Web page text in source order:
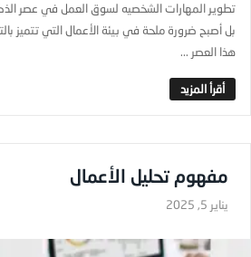
تطوير المهارات الشخصيه لسوق العمل في عصر
بل أصبح ضرورة ملحة في بيئة الأعمال التي تتميز
هذا العصر ...
مفهوم تحليل الأعمال
يناير 5, 2025